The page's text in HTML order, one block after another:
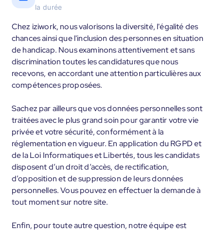
la durée
Chez iziwork, nous valorisons la diversité, l'égalité des
chances ainsi que l'inclusion des personnes en situation
de handicap. Nous examinons attentivement et sans
discrimination toutes les candidatures que nous
recevons, en accordant une attention particulières aux
compétences proposées.
Sachez par ailleurs que vos données personnelles sont
traitées avec le plus grand soin pour garantir votre vie
privée et votre sécurité, conformément à la
réglementation en vigueur. En application du RGPD et
de la Loi Informatiques et Libertés, tous les candidats
disposent d’un droit d’accès, de rectification,
d’opposition et de suppression de leurs données
personnelles. Vous pouvez en effectuer la demande à
tout moment sur notre site.
Enfin, pour toute autre question, notre équipe est